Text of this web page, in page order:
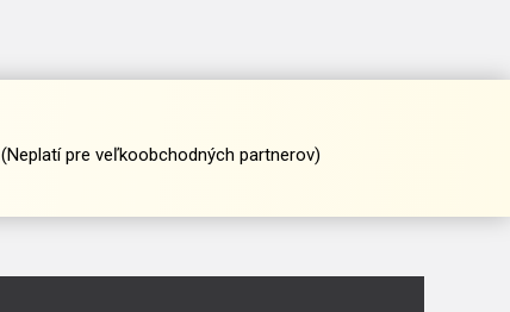
(Neplatí pre veľkoobchodných partnerov)